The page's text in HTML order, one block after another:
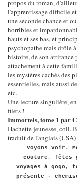
propos du roman,
l'apprentissage difficile
une seconde chance et
horribles et
hauts et ses bas, et
psychopathe mais drôle
histoire, de son
attachement à cette
les mystères cachés des
essentielles, mais aussi
etc.
Une lecture singulière,
filets !
Immortels, tome 1 par
Hachette jeunesse, coll.
traduit de l'anglais
Voyons voir.
couture, fêtes
voyages à gogo,
présente -